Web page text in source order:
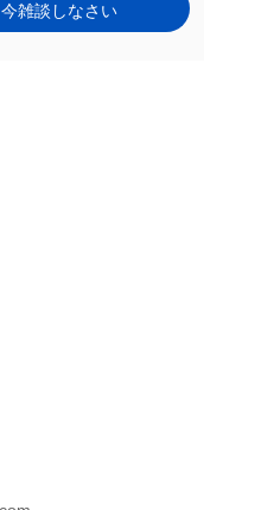
今雑談しなさい